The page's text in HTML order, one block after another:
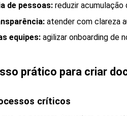
de pessoas: reduzir
atender com clareza
equipes: agilizar onboarding de
prático para criar
críticos